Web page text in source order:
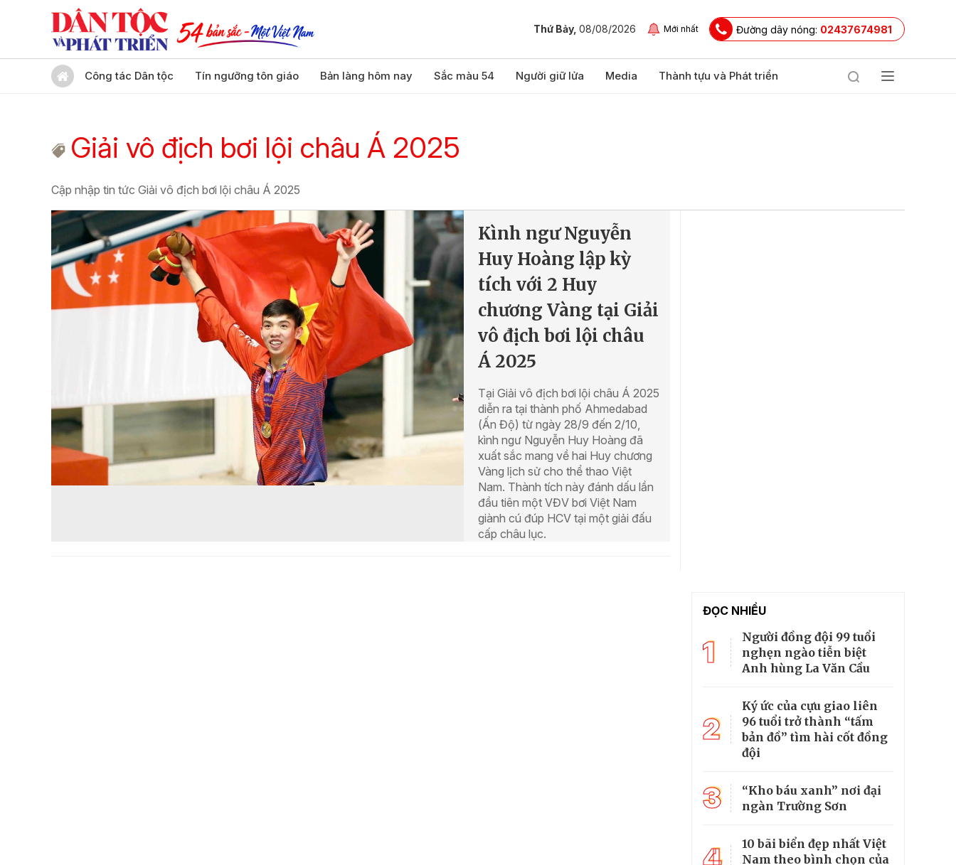
Thứ Bảy, 08/08/2026 Mới nhất Đường dây nóng: 02437674981
Công tác Dân tộc Tín ngưỡng tôn giáo Bản làng hôm nay Sắc màu 54 Người giữ lửa Media Thành tựu và Phát triển
Giải vô địch bơi lội châu Á 2025
Cập nhập tin tức Giải vô địch bơi lội châu Á 2025
Kình ngư Nguyễn
Huy Hoàng lập kỳ
tích với 2 Huy
chương Vàng tại Giải
vô địch bơi lội châu
Á 2025
Tại Giải vô địch bơi lội châu Á 2025
diễn ra tại thành phố Ahmedabad
(Ấn Độ) từ ngày 28/9 đến 2/10,
kình ngư Nguyễn Huy Hoàng đã
xuất sắc mang về hai Huy chương
Vàng lịch sử cho thể thao Việt
Nam. Thành tích này đánh dấu lần
đầu tiên một VĐV bơi Việt Nam
giành cú đúp HCV tại một giải đấu
cấp châu lục.
ĐỌC NHIỀU
1
Người đồng đội 99 tuổi
nghẹn ngào tiễn biệt
Anh hùng La Văn Cầu
2
Ký ức của cựu giao liên
96 tuổi trở thành “tấm
bản đồ” tìm hài cốt đồng
đội
3
“Kho báu xanh” nơi đại
ngàn Trường Sơn
10 bãi biển đẹp nhất Việt
Nam theo bình chọn của